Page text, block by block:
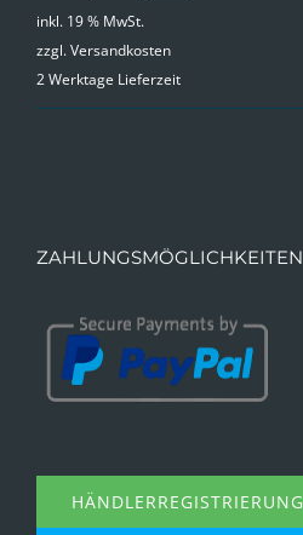
Preis
war:
inkl. 19 % MwSt.
zzgl.Versandkosten
2 Werktage Lieferzeit
ZAHLUNGSMÖGLICHKEITEN
HÄNDLERREGISTRIERUNG